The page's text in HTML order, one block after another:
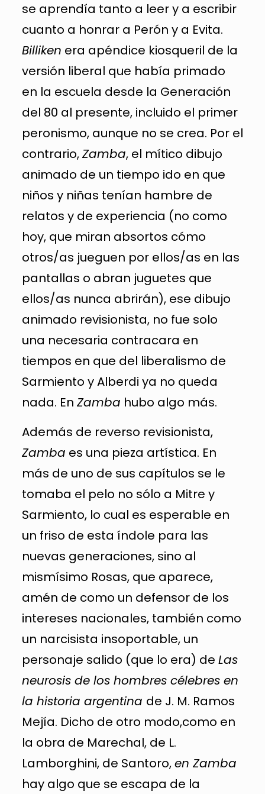
se aprendía tanto a leer y a escribir
cuanto a honrar a Perón y a Evita.
Billiken era apéndice kiosqueril de la
versión liberal que había primado
en la escuela desde la Generación
del 80 al presente, incluido el primer
peronismo, aunque no se crea. Por el
contrario,Zamba, el mítico dibujo
animado de un tiempo ido en que
niños y niñas tenían hambre de
relatos y de experiencia (no como
hoy, que miran absortos cómo
otros/as jueguen por ellos/as en las
pantallas o abran juguetes que
ellos/as nunca abrirán), ese dibujo
animado revisionista, no fue solo
una necesaria contracara en
tiempos en que del liberalismo de
Sarmiento y Alberdi ya no queda
nada. En Zamba hubo algo más.
Además de reverso revisionista,
Zamba es una pieza artística. En
más de uno de sus capítulos se le
tomaba el pelo no sólo a Mitre y
Sarmiento, lo cual es esperable en
un friso de esta índole para las
nuevas generaciones, sino al
mismísimo Rosas, que aparece,
amén de como un defensor de los
intereses nacionales, también como
un narcisista insoportable, un
personaje salido (que lo era) de Las
neurosis de los hombres célebres en
la historia argentina de J. M. Ramos
Mejía. Dicho de otro modo,como en
la obra de Marechal, de L.
Lamborghini, de Santoro,en Zamba
hay algo que se escapa de la